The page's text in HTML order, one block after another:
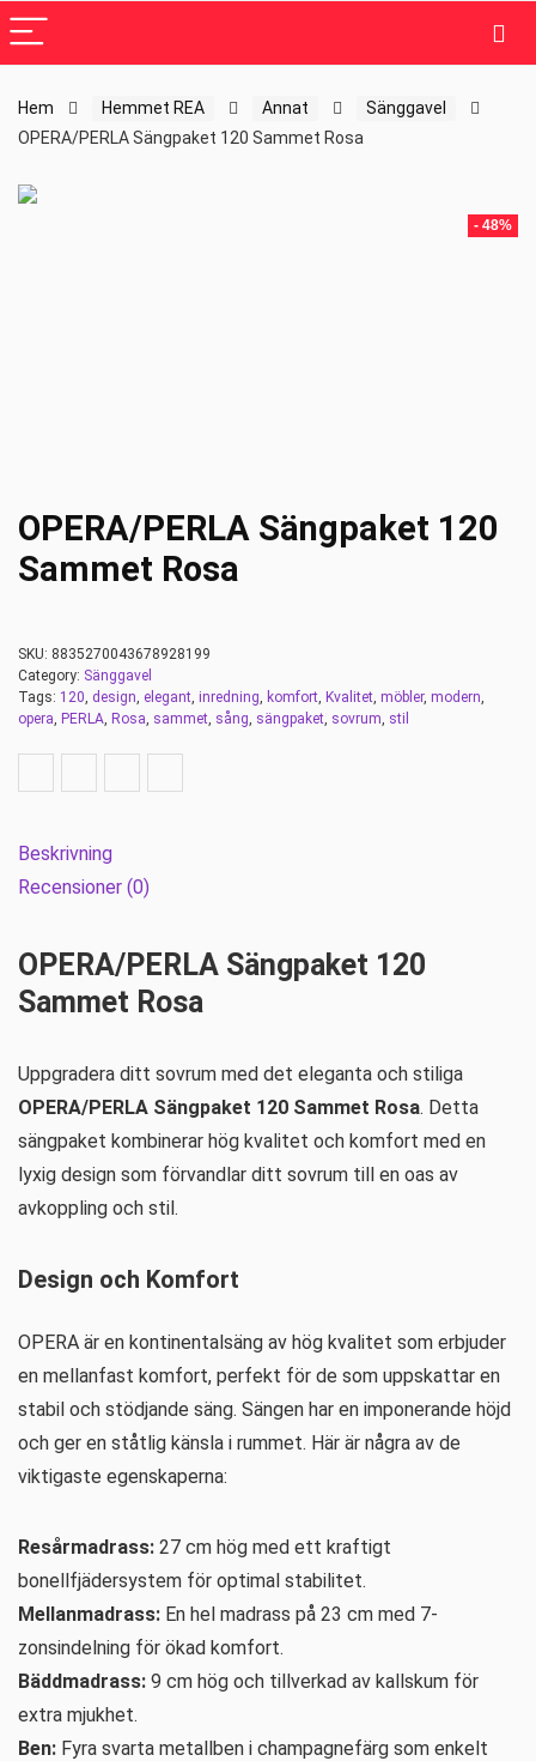
Hem Hemmet REA Annat
Sänggavel
OPERA/PERLA Sängpaket 120 Sammet Rosa
- 48%
OPERA/PERLA Sängpaket 120
Sammet Rosa
SKU: 8835270043678928199
Category: Sänggavel
Tags: 120, design, elegant, inredning, komfort, Kvalitet, möbler, modern,
opera, PERLA, Rosa, sammet, sång, sängpaket, sovrum, stil
Beskrivning
Recensioner (0)
OPERA/PERLA Sängpaket 120
Sammet Rosa
Uppgradera ditt sovrum med det eleganta och stiliga
OPERA/PERLA Sängpaket 120 Sammet Rosa. Detta
sängpaket kombinerar hög kvalitet och komfort med en
lyxig design som förvandlar ditt sovrum till en oas av
avkoppling och stil.
Design och Komfort
OPERA är en kontinentalsäng av hög kvalitet som erbjuder
en mellanfast komfort, perfekt för de som uppskattar en
stabil och stödjande säng. Sängen har en imponerande höjd
och ger en ståtlig känsla i rummet. Här är några av de
viktigaste egenskaperna:
Resårmadrass: 27 cm hög med ett kraftigt
bonellfjädersystem för optimal stabilitet.
Mellanmadrass: En hel madrass på 23 cm med 7-
zonsindelning för ökad komfort.
Bäddmadrass: 9 cm hög och tillverkad av kallskum för
extra mjukhet.
Ben: Fyra svarta metallben i champagnefärg som enkelt